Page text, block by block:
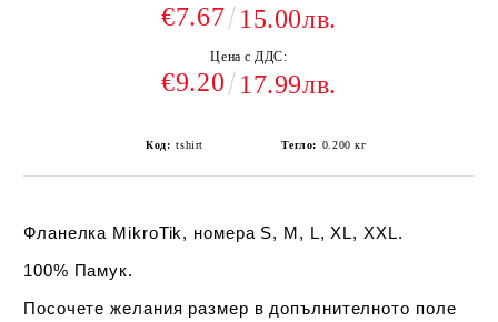
€7.67 15.00лв.
Цена с ДДС:
€9.20 17.99лв.
Код: tshirt Тегло: 0.200 кг
Фланелка MikroTik, номера S, M, L, XL, XXL.
100% Памук.
Посочете желания размер в допълнителното поле